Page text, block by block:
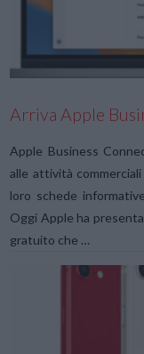
Arriva Apple
Apple Business
alle attività
loro schede
Oggi Apple ha
gratuito che …